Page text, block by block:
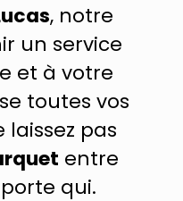
, notre
un service
et à votre
toutes vos
laissez pas
entre
qui.